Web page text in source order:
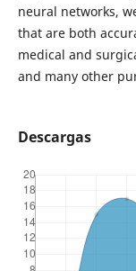
neural networks,
that are both
medical and
and many other
Descargas